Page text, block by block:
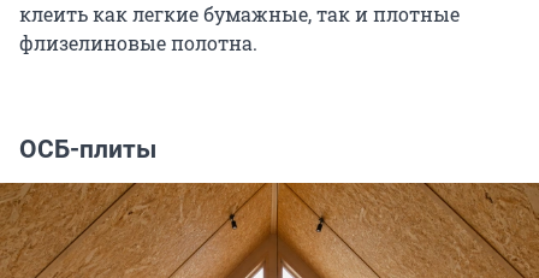
клеить как легкие бумажные, так и плотные
флизелиновые полотна.
ОСБ-плиты